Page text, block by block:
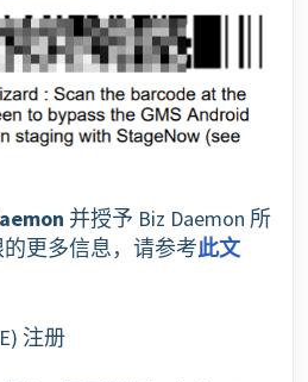
并授予 Biz Daemon 所
更多信息，请参考此文
注册